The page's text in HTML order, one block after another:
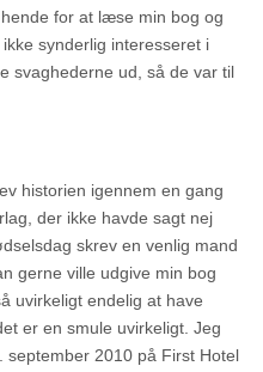
for at læse min bog og
synderlig interesseret i
svaghederne ud, så de var til
historien igennem en gang
der ikke havde sagt nej
skrev en venlig mand
gerne ville udgive min bog
uvirkeligt endelig at have
er en smule uvirkeligt. Jeg
september 2010 på First Hotel